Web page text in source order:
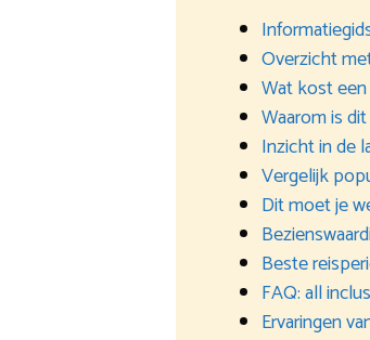
Overzicht
Wat kost
Waarom is
Inzicht in de
Vergelijk
Dit moet je
Beste
FAQ: all
Ervaringen